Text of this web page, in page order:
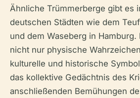
Ähnliche Trümmerberge gibt es
deutschen Städten wie dem
und dem Waseberg in Hamburg.
nicht nur physische
kulturelle und historische
das kollektive Gedächtnis des
anschließenden Bemühungen